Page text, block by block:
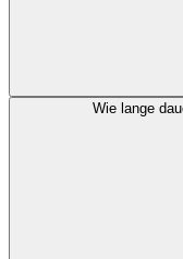
Wie lange